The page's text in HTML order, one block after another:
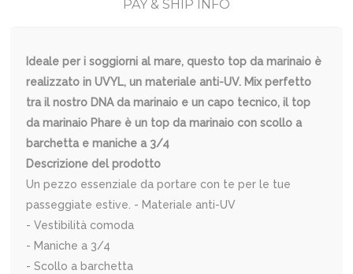
PAY & SHIP INFO
Ideale per i soggiorni al mare, questo top da marinaio è
realizzato in UVYL, un materiale anti-UV. Mix perfetto
tra il nostro DNA da marinaio e un capo tecnico, il top
da marinaio Phare è un top da marinaio con scollo a
barchetta e maniche a 3/4
Descrizione del prodotto
Un pezzo essenziale da portare con te per le tue
passeggiate estive. - Materiale anti-UV
- Vestibilità comoda
- Maniche a 3/4
- Scollo a barchetta